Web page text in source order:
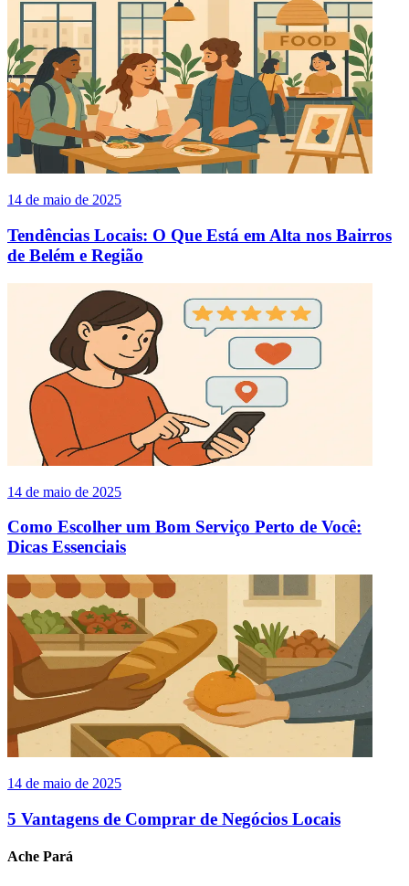
14 de maio de 2025
Tendências Locais: O Que Está em Alta nos Bairros
de Belém e Região
14 de maio de 2025
Como Escolher um Bom Serviço Perto de Você:
Dicas Essenciais
14 de maio de 2025
5 Vantagens de Comprar de Negócios Locais
Ache Pará